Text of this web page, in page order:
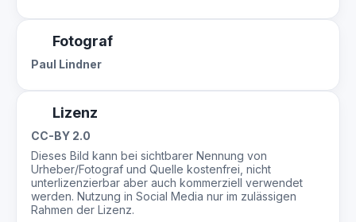
Fotograf
Paul Lindner
Lizenz
CC-BY 2.0
Dieses Bild kann bei sichtbarer Nennung von
Urheber/Fotograf und Quelle kostenfrei, nicht
unterlizenzierbar aber auch kommerziell verwendet
werden. Nutzung in Social Media nur im zulässigen
Rahmen der Lizenz.